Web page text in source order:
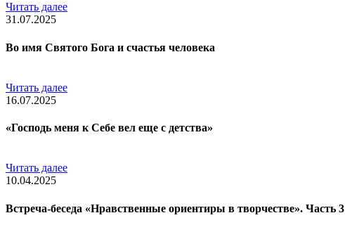
Читать далее
31.07.2025
Во имя Святого Бога и счастья человека
Читать далее
16.07.2025
«Господь меня к Себе вел еще с детства»
Читать далее
10.04.2025
Встреча-беседа «Нравственные ориентиры в творчестве». Часть 3